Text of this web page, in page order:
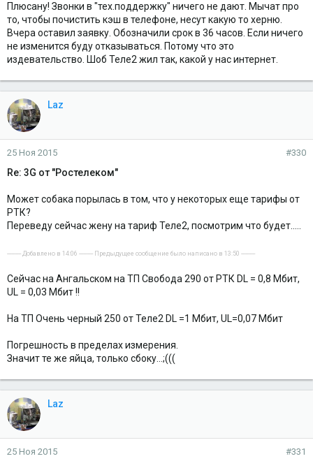
Плюсану! Звонки в "тех.поддержку" ничего не дают. Мычат про
то, чтобы почистить кэш в телефоне, несут какую то херню.
Вчера оставил заявку. Обозначили срок в 36 часов. Если ничего
не изменится буду отказываться. Потому что это
издевательство. Шоб Теле2 жил так, какой у нас интернет.
Laz
25 Ноя 2015 #330
Re: 3G от "Ростелеком"
Может собака порылась в том, что у некоторых еще тарифы от
РТК?
Переведу сейчас жену на тариф Теле2, посмотрим что будет.....
---------- Добавлено в 14:06 ---------- Предыдущее сообщение было написано в 13:50 ----------
Сейчас на Ангальском на ТП Свобода 290 от РТК DL = 0,8 Мбит,
UL = 0,03 Мбит !!
На ТП Очень черный 250 от Теле2 DL =1 Мбит, UL=0,07 Мбит
Погрешность в пределах измерения.
Значит те же яйца, только сбоку...;(((
Laz
25 Ноя 2015 #331